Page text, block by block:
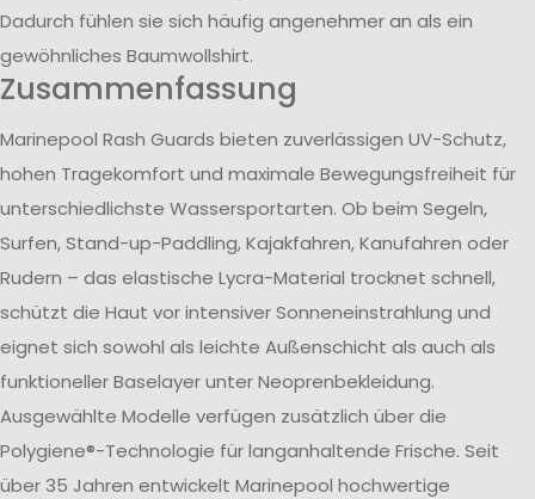
Dadurch fühlen sie sich häufig angenehmer an als ein
gewöhnliches Baumwollshirt.
Zusammenfassung
Marinepool Rash Guards bieten zuverlässigen UV-Schutz,
hohen Tragekomfort und maximale Bewegungsfreiheit für
unterschiedlichste Wassersportarten. Ob beim Segeln,
Surfen, Stand-up-Paddling, Kajakfahren, Kanufahren oder
Rudern – das elastische Lycra-Material trocknet schnell,
schützt die Haut vor intensiver Sonneneinstrahlung und
eignet sich sowohl als leichte Außenschicht als auch als
funktioneller Baselayer unter Neoprenbekleidung.
Ausgewählte Modelle verfügen zusätzlich über die
Polygiene®-Technologie für langanhaltende Frische. Seit
über 35 Jahren entwickelt Marinepool hochwertige